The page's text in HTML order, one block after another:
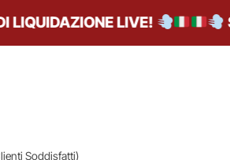
LIVE!
Soddisfatti)